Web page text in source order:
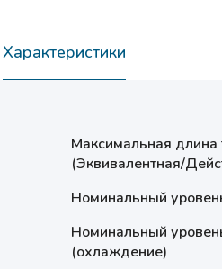
Характеристики
Максимальная длина
(Эквивалентная/
Номинальный
Номинальный
(охлаждение)